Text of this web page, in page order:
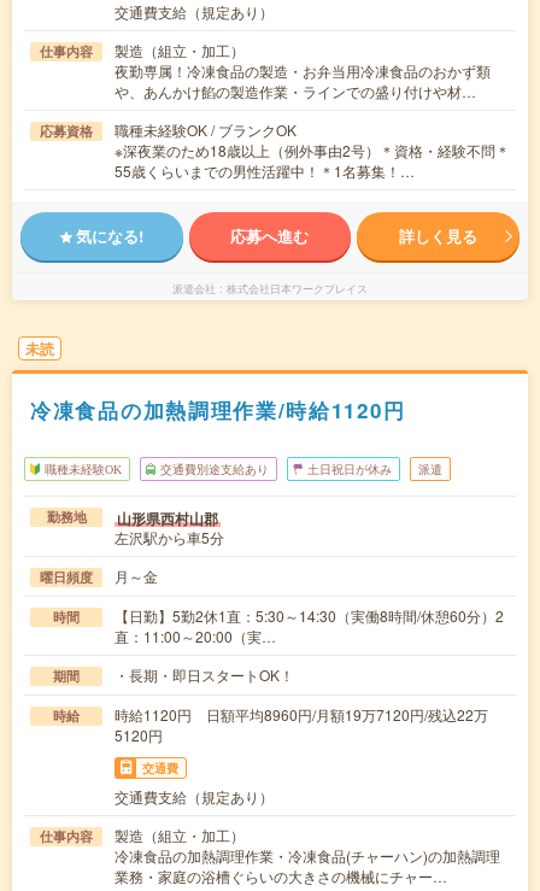
交通費支給（規定あり）
仕事内容
製造（組立・加工）
夜勤専属！冷凍食品の製造・お弁当用冷凍食品のおかず類
や、あんかけ餡の製造作業・ラインでの盛り付けや材…
応募資格
職種未経験OK / ブランクOK
※深夜業のため18歳以上（例外事由2号）＊資格・経験不問＊
55歳くらいまでの男性活躍中！＊1名募集！…
気になる! 応募へ進む 詳しく見る
派遣会社 株式会社日本ワークプレイス
未読
冷凍食品の加熱調理作業/時給1120円
職種未経験OK 交通費別途支給あり 土日祝日が休み 派遣
勤務地 山形県西村山郡
左沢駅から車5分
曜日頻度 月～金
時間
【日勤】5勤2休1直：5:30～14:30（実働8時間/休憩60分）2
直：11:00～20:00（実…
期間 ・長期・即日スタートOK！
時給
時給1120円 日額平均8960円/月額19万7120円/残込22万
5120円
交通費
交通費支給（規定あり）
仕事内容
製造（組立・加工）
冷凍食品の加熱調理作業・冷凍食品(チャーハン)の加熱調理
業務・家庭の浴槽ぐらいの大きさの機械にチャー…